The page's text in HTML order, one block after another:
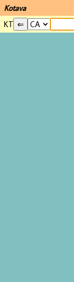
Kotava
KT